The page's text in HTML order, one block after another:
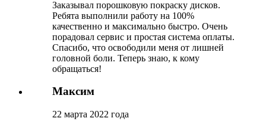
Заказывал порошковую покраску дисков.
Ребята выполнили работу на 100%
качественно и максимально быстро. Очень
порадовал сервис и простая система оплаты.
Спасибо, что освободили меня от лишней
головной боли. Теперь знаю, к кому
обращаться!
Максим
22 марта 2022 года